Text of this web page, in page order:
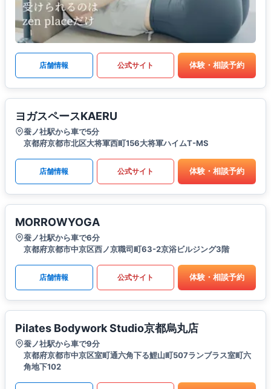
店舗情報 公式サイト 体験・相談予約
ヨガスペースKAERU
蚕ノ社駅から車で5分
京都府京都市北区大将軍西町156大将軍ハイムT-MS
店舗情報 公式サイト 体験・相談予約
MORROWYOGA
蚕ノ社駅から車で6分
京都府京都市中京区西ノ京職司町63-2京浴ビルジング3階
店舗情報 公式サイト 体験・相談予約
Pilates Bodywork Studio京都烏丸店
蚕ノ社駅から車で9分
京都府京都市中京区室町通六角下る鯉山町507ランブラス室町六
角地下102